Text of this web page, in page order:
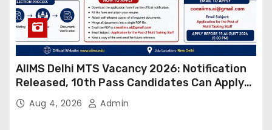
AIIMS Delhi MTS Vacancy 2026: Notification
Released, 10th Pass Candidates Can Apply
Through Email
Aug 4, 2026 Admin